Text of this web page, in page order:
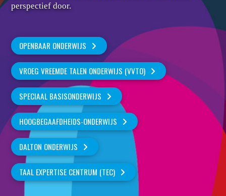
perspectief door.
OPENBAAR ONDERWIJS
VROEG VREEMDE TALEN ONDERWIJS (VVTO)
SPECIAAL BASISONDERWIJS
HOOGBEGAAFDHEIDS-ONDERWIJS
DALTON ONDERWIJS
TAAL EXPERTISE CENTRUM (TEC)